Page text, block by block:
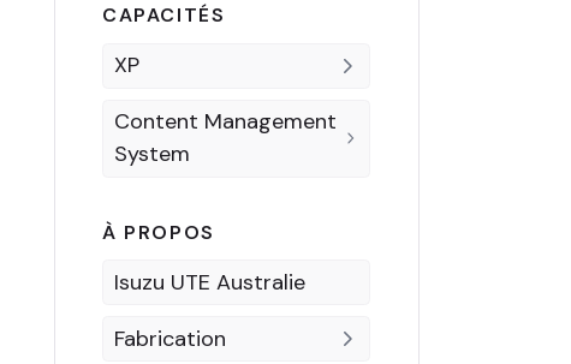
CAPACITÉS
XP
Content Management
System
À PROPOS
Isuzu UTE Australie
Fabrication